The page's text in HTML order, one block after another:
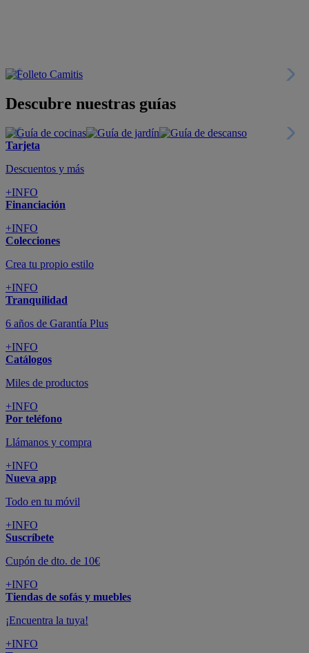
Descubre nuestras guías
Tarjeta
Descuentos y más
+INFO
Financiación
+INFO
Colecciones
Crea tu propio estilo
+INFO
Tranquilidad
6 años de Garantía Plus
+INFO
Catálogos
Miles de productos
+INFO
Por teléfono
Llámanos y compra
+INFO
Nueva app
Todo en tu móvil
+INFO
Suscríbete
Cupón de dto. de 10€
+INFO
Tiendas de sofás y muebles
¡Encuentra la tuya!
+INFO